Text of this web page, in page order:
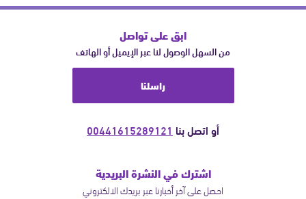
ابق على تواصل
من السهل الوصول لنا عبر الإيميل أو الهاتف
راسلنا
أو اتصل بنا 00441615289121
اشترك في النشرة البريدية
احصل على آخر أخبارنا عبر بريدك الالكتروني